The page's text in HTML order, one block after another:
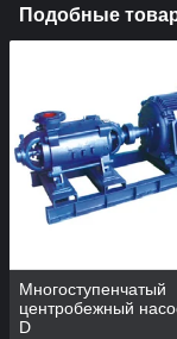
Подобные
Многоступенчатый
центробежный
D